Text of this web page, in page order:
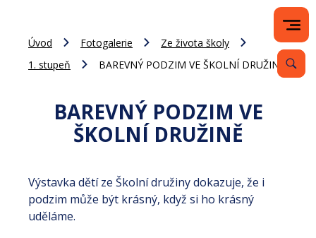
Úvod Fotogalerie
Ze života školy
1. stupeň
BAREVNÝ PODZIM VE ŠKOLNÍ DRUŽINĚ
BAREVNÝ PODZIM VE
ŠKOLNÍ DRUŽINĚ
Výstavka dětí ze Školní družiny dokazuje, že i
podzim může být krásný, když si ho krásný
uděláme.